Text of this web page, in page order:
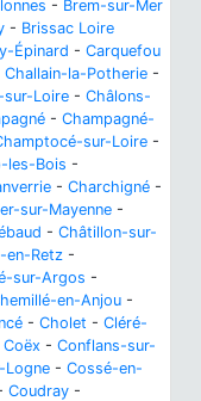
- Brem-sur-Mer
- Brissac Loire
Épinard - Carquefou
Challain-la-Potherie -
sur-Loire - Châlons-
- Champagné-
sur-Loire -
les-Bois -
- Charchigné -
sur-Mayenne -
- Châtillon-sur-
en-Retz -
sur-Argos -
en-Anjou -
- Cholet - Cléré-
Coëx - Conflans-sur-
Logne - Cossé-en-
Coudray -